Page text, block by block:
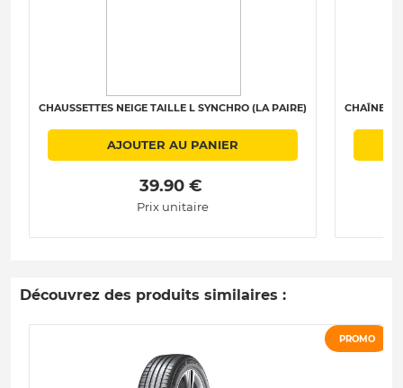
CHAUSSETTES NEIGE TAILLE L SYNCHRO (LA PAIRE)
AJOUTER AU PANIER
39.90 €
Prix unitaire
CHAÎNES
Découvrez des produits similaires :
PROMO